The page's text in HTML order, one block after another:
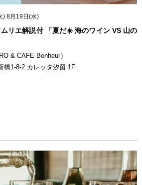
) 8月19日(水)
リエ解説付 「夏だ☀️ 海のワイン VS 山の
& CAFE Bonheur）
橋1-8-2 カレッタ汐留 1F